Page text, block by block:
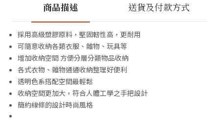
商品描述 送貨及付款方式
採用高級塑膠原料，堅固軔性高，更耐用
可隨意收納各類衣服、雜物、玩具等
增加收納空間 方便分層分類物品收納
各式衣物、雜物通通收納整理好便利
透明色系搭配空間最輕鬆
收納空間更加大，符合人體工學之手把設計
簡約線條的設計時尚風格